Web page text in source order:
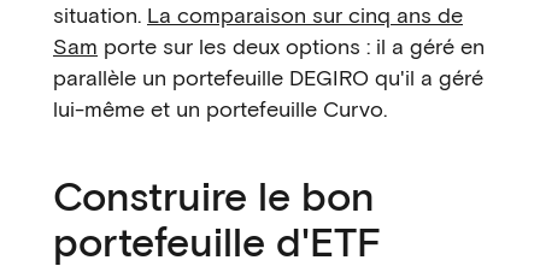
situation. La comparaison sur cinq ans de
Sam porte sur les deux options : il a géré en
parallèle un portefeuille DEGIRO qu'il a géré
lui-même et un portefeuille Curvo.
Construire le bon
portefeuille d'ETF